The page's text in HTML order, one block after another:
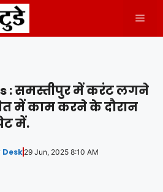
: समस्तीपुर में करंट लगने
में काम करने के दौरान
में.
29 Jun, 2025 8:10 AM